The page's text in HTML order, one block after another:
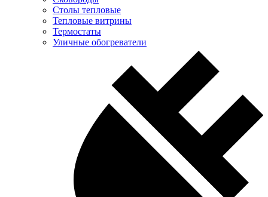
Столы тепловые
Тепловые витрины
Термостаты
Уличные обогреватели